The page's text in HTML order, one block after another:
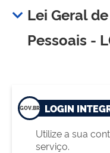
Lei Geral
Pessoais -
LOGIN
Utilize a sua
serviço.